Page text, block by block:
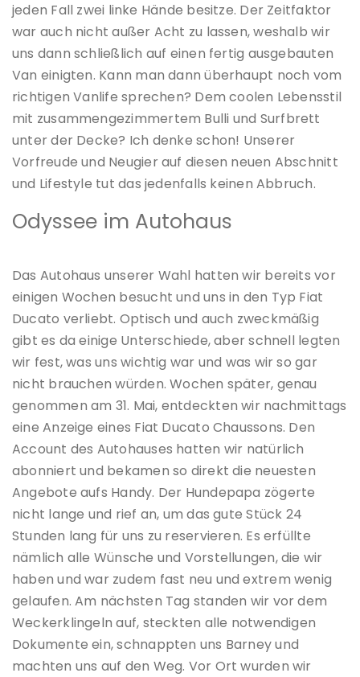
jeden Fall zwei linke Hände besitze. Der Zeitfaktor
war auch nicht außer Acht zu lassen, weshalb wir
uns dann schließlich auf einen fertig ausgebauten
Van einigten. Kann man dann überhaupt noch vom
richtigen Vanlife sprechen? Dem coolen Lebensstil
mit zusammengezimmertem Bulli und Surfbrett
unter der Decke? Ich denke schon! Unserer
Vorfreude und Neugier auf diesen neuen Abschnitt
und Lifestyle tut das jedenfalls keinen Abbruch.
Odyssee im Autohaus
Das Autohaus unserer Wahl hatten wir bereits vor
einigen Wochen besucht und uns in den Typ Fiat
Ducato verliebt. Optisch und auch zweckmäßig
gibt es da einige Unterschiede, aber schnell legten
wir fest, was uns wichtig war und was wir so gar
nicht brauchen würden. Wochen später, genau
genommen am 31. Mai, entdeckten wir nachmittags
eine Anzeige eines Fiat Ducato Chaussons. Den
Account des Autohauses hatten wir natürlich
abonniert und bekamen so direkt die neuesten
Angebote aufs Handy. Der Hundepapa zögerte
nicht lange und rief an, um das gute Stück 24
Stunden lang für uns zu reservieren. Es erfüllte
nämlich alle Wünsche und Vorstellungen, die wir
haben und war zudem fast neu und extrem wenig
gelaufen. Am nächsten Tag standen wir vor dem
Weckerklingeln auf, steckten alle notwendigen
Dokumente ein, schnappten uns Barney und
machten uns auf den Weg. Vor Ort wurden wir